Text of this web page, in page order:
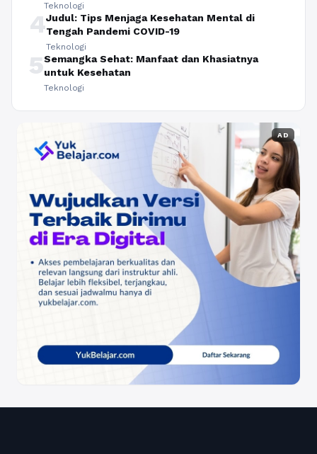
Teknologi
4Judul: Tips Menjaga Kesehatan Mental di
Tengah Pandemi COVID-19
Teknologi
5Semangka Sehat: Manfaat dan Khasiatnya
untuk Kesehatan
Teknologi
AD